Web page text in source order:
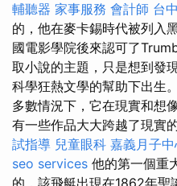
輔聽器 家事服務 會計師 台
的，他在麥卡錫時代被列入
國電影學院後來認可了
取小說的主題，只是想到發
科學狂熱文學的幫助下出生。
多數情況下，它在現實和想
有一些作品大大跨越了現實
試指導 兒童眼科 嘉義月子
seo services 他的第一個重
的，該飛艇出現在1862年聖